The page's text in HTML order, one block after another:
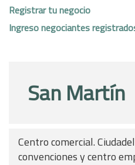
Registrar tu negocio
Ingreso negociantes
San Martín
Centro comercial.
convenciones y centro